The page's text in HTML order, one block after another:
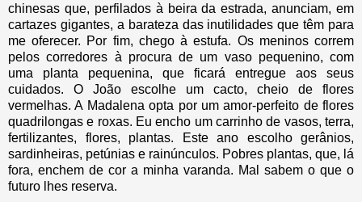
chinesas que, perfilados à beira da estrada, anunciam, em
cartazes gigantes, a barateza das inutilidades que têm para
me oferecer. Por fim, chego à estufa. Os meninos correm
pelos corredores à procura de um vaso pequenino, com
uma planta pequenina, que ficará entregue aos seus
cuidados. O João escolhe um cacto, cheio de flores
vermelhas. A Madalena opta por um amor-perfeito de flores
quadrilongas e roxas. Eu encho um carrinho de vasos, terra,
fertilizantes, flores, plantas. Este ano escolho gerânios,
sardinheiras, petúnias e rainúnculos. Pobres plantas, que, lá
fora, enchem de cor a minha varanda. Mal sabem o que o
futuro lhes reserva.